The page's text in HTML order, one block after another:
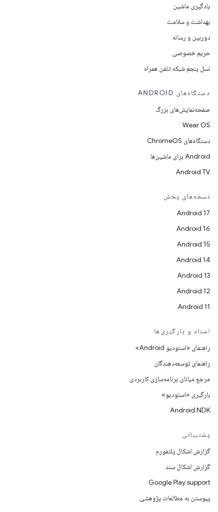
یادگیری ماشین
بهداشت و سلامت
دوربین و رسانه
حریم خصوصی
نسل پنجم شبکه تلفن همراه
دستگاه‌های ANDROID
صفحه‌نمایش‌های بزرگ
Wear OS
دستگاه‌های ChromeOS
Android برای ماشین‌ها
Android TV
نسخه‌های پخش
Android 17
Android 16
Android 15
Android 14
Android 13
Android 12
Android 11
اسناد و بارگیری‌ها
راهنمای «استودیو Android»
راهنمای توسعه‌دهندگان
مرجع میانای برنامه‌سازی کاربردی
بارگیری «استودیو»
Android NDK
پشتیبانی
گزارش اشکال پلتفورم
گزارش اشکال سند
Google Play support
پیوستن به مطالعات پژوهشی